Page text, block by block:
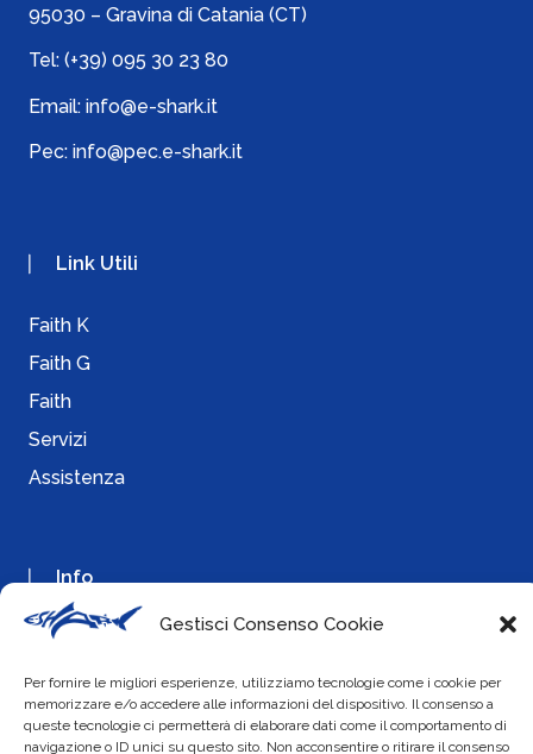
Gestisci Consenso Cookie
Per fornire le migliori esperienze, utilizziamo tecnologie come i cookie per
memorizzare e/o accedere alle informazioni del dispositivo. Il consenso a
queste tecnologie ci permetterà di elaborare dati come il comportamento di
navigazione o ID unici su questo sito. Non acconsentire o ritirare il consenso
95030 – Gravina di Catania (CT)
Tel: (+39) 095 30 23 80
Email: info@e-shark.it
Pec: info@pec.e-shark.it
Link Utili
Faith K
Faith G
Faith
Servizi
Assistenza
Info
Cookie Policy
Privacy Policy